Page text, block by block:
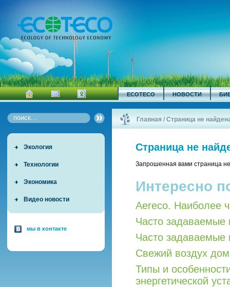
ECOTECO НОВОСТИ
Экология
Технологии
Экономика
Видео новости
мы в контакте
Главная /Страница не
Страница не
Запрошенная вами страница
Интересно
Aereco. Наиболее
Часто задаваемые
Часто задаваемые
Свежий воздух
Типы и
энергетической